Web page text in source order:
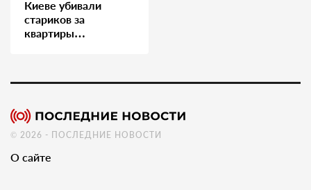
Киеве убивали
стариков за
квартиры…
© 2026 - ПОСЛЕДНИЕ НОВОСТИ
О сайте